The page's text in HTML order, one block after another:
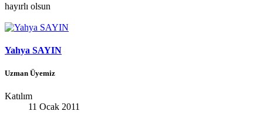
hayırlı olsun
Yahya SAYIN
Uzman Üyemiz
Katılım
11 Ocak 2011